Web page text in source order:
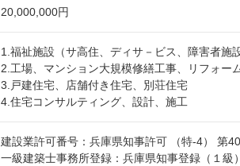
20,000,000円
1.福祉施設（サ高住、ディサ－ビス、障害者施設
2.工場、マンション大規模修繕工事、リフォー
3.戸建住宅、店舗付き住宅、別荘住宅
4.住宅コンサルティング、設計、施工
建設業許可番号：兵庫県知事許可 （特-4） 第
一級建築士事務所登録：兵庫県知事登録（１級